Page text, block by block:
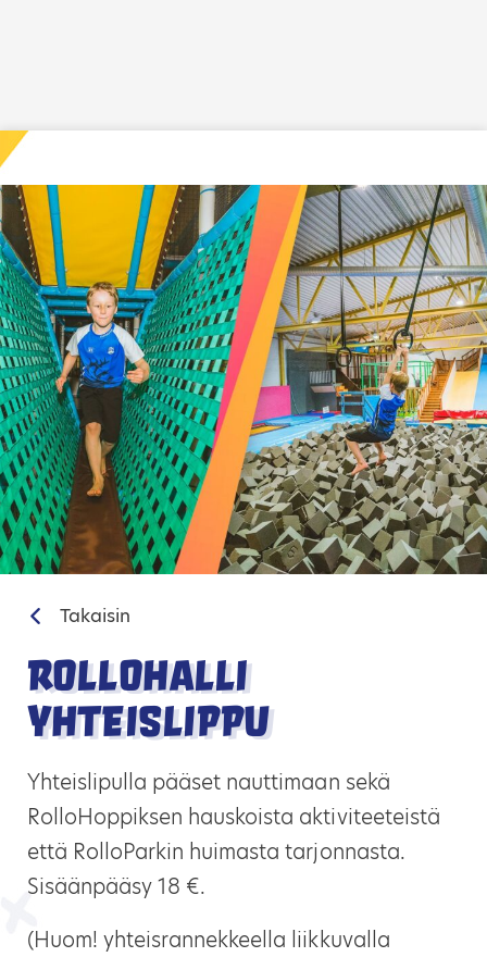
Siirry sisältöön
Takaisin
RolloHalli
yhteislippu
Yhteislipulla pääset nauttimaan sekä
RolloHoppiksen hauskoista aktiviteeteistä
että RolloParkin huimasta tarjonnasta.
Sisäänpääsy 18 €.
(Huom! yhteisrannekkeella liikkuvalla